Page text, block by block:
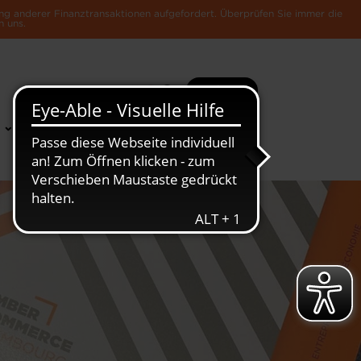
anderer Finanztransaktionen aufgefordert. Überprüfen Sie immer die
uns.
Suche Mehr
News &
Die Luxemburger